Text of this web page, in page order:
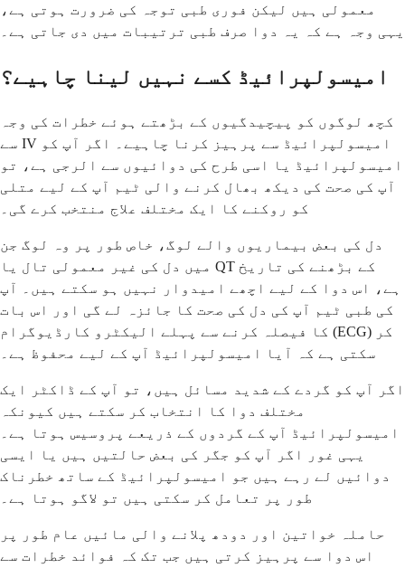
معمولی ہیں لیکن فوری طبی توجہ کی ضرورت ہوتی ہے،
یہی وجہ ہے کہ یہ دوا صرف طبی ترتیبات میں دی جاتی ہے۔
امیسولپرائیڈ کسے نہیں لینا چاہیے؟
کچھ لوگوں کو پیچیدگیوں کے بڑھتے ہوئے خطرات کی وجہ
سے IV امیسولپرائیڈ سے پرہیز کرنا چاہیے۔ اگر آپ کو
امیسولپرائیڈ یا اسی طرح کی دوائیوں سے الرجی ہے، تو
آپ کی صحت کی دیکھ بھال کرنے والی ٹیم آپ کے لیے متلی
کو روکنے کا ایک مختلف علاج منتخب کرے گی۔
دل کی بعض بیماریوں والے لوگ، خاص طور پر وہ لوگ جن
میں دل کی غیر معمولی تال یا QT کے بڑھنے کی تاریخ
ہے، اس دوا کے لیے اچھے امیدوار نہیں ہو سکتے ہیں۔ آپ
کی طبی ٹیم آپ کی دل کی صحت کا جائزہ لے گی اور اس بات
کا فیصلہ کرنے سے پہلے الیکٹرو کارڈیوگرام (ECG) کر
سکتی ہے کہ آیا امیسولپرائیڈ آپ کے لیے محفوظ ہے۔
اگر آپ کو گردے کے شدید مسائل ہیں، تو آپ کے ڈاکٹر ایک
مختلف دوا کا انتخاب کر سکتے ہیں کیونکہ
امیسولپرائیڈ آپ کے گردوں کے ذریعے پروسیس ہوتا ہے۔
یہی غور اگر آپ کو جگر کی بعض حالتیں ہیں یا ایسی
دوائیں لے رہے ہیں جو امیسولپرائیڈ کے ساتھ خطرناک
طور پر تعامل کر سکتی ہیں تو لاگو ہوتا ہے۔
حاملہ خواتین اور دودھ پلانے والی مائیں عام طور پر
اس دوا سے پرہیز کرتی ہیں جب تک کہ فوائد خطرات سے